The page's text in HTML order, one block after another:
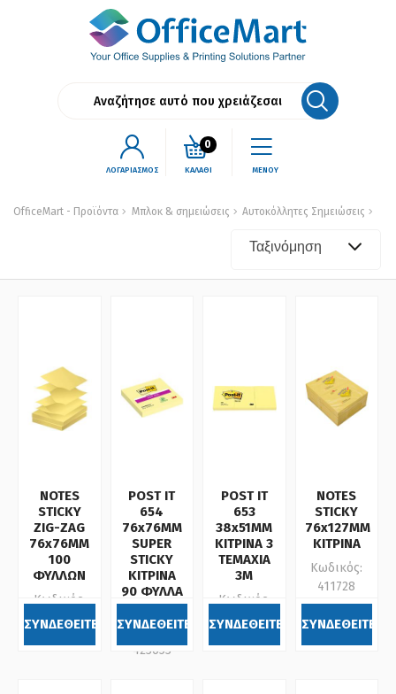
ΛΟΓΑΡΙΑΣΜΟΣ ΚΑΛΑΘΙ
0
ΜΕΝΟΥ
OfficeMart - Προϊόντα Μπλοκ & σημειώσεις Αυτοκόλλητες Σημειώσεις
Ταξινόμηση
NOTES
STICKY
ZIG-ZAG
76x76MM
100
ΦΥΛΛΩΝ
Κωδικός:
411716
ΣΥΝΔΕΘΕΙΤΕ
POST IT
654
76x76MM
SUPER
STICKY
ΚΙΤΡΙΝΑ
90 ΦΥΛΛΑ
3Μ
Κωδικός:
423653
ΣΥΝΔΕΘΕΙΤΕ
POST IT
653
38x51MM
ΚΙΤΡΙΝΑ 3
ΤΕΜΑΧΙΑ
3Μ
Κωδικός:
400961
ΣΥΝΔΕΘΕΙΤΕ
NOTES
STICKY
76x127MM
ΚΙΤΡΙΝΑ
Κωδικός:
411728
ΣΥΝΔΕΘΕΙΤΕ